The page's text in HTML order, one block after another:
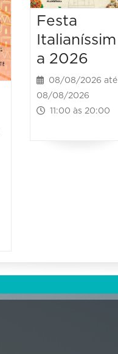
Festa
Italianíssim
a 2026
08/08/2026 até
08/08/2026
11:00 às 20:00